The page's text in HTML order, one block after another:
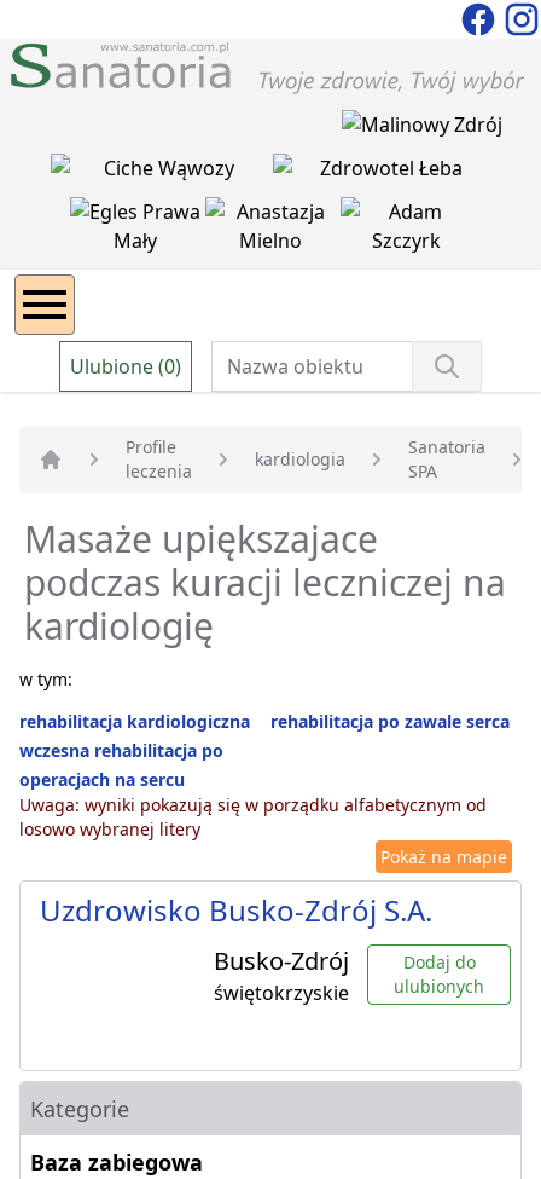
Ulubione (0)
Strona główna
Profile
leczenia
kardiologia
Sanatoria
SPA
Masaże upiększajace
podczas kuracji leczniczej na
kardiologię
w tym:
rehabilitacja kardiologiczna
rehabilitacja po zawale serca
wczesna rehabilitacja po
operacjach na sercu
Uwaga: wyniki pokazują się w porządku alfabetycznym od
losowo wybranej litery
Pokaż na mapie
Uzdrowisko Busko-Zdrój S.A.
Busko-Zdrój
świętokrzyskie
Dodaj do
ulubionych
Kategorie
Baza zabiegowa